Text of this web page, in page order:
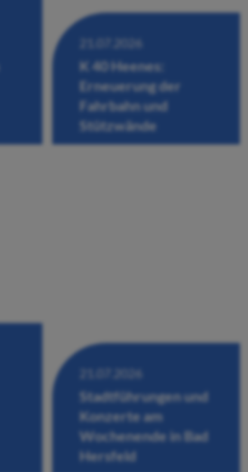
21.07.2026
K 40 Heenes:
Erneuerung der
Fahrbahn und
Stützwände
21.07.2026
Stadtführungen und
Konzerte am
Wochenende in Bad
Hersfeld